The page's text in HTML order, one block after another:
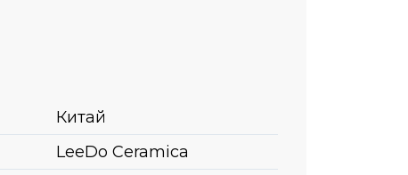
Китай
LeeDo Ceramica